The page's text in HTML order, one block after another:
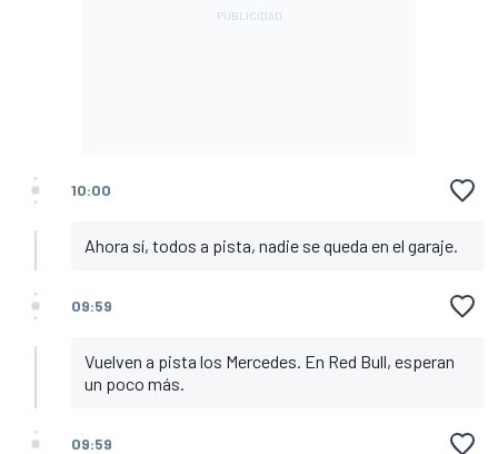
10:00
Ahora sí, todos a pista, nadie se queda en el garaje.
09:59
Vuelven a pista los Mercedes. En Red Bull, esperan
un poco más.
09:59